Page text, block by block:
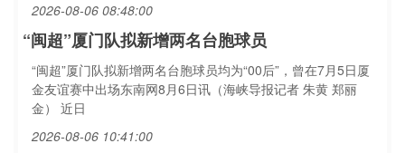
2026-08-06 08:48:00
“闽超”厦门队拟新增两名台胞球员
“闽超”厦门队拟新增两名台胞球员均为“00后”，曾在7月5日厦
金友谊赛中出场东南网8月6日讯（海峡导报记者 朱黄 郑丽
金） 近日
2026-08-06 10:41:00